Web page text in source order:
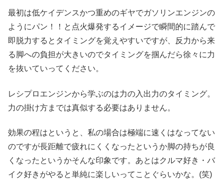
最初は低ケイデンスかつ重めのギヤでガソリンエンジンの
ようにパン！！と点火爆発するイメージで瞬間的に踏んで
即脱力するとタイミングを覚えやすいですが、反力から来
る脚への負担が大きいのでタイミングを掴んだら徐々に力
を抜いていってください。
レシプロエンジンから学ぶのは力の入出力のタイミング。
力の掛け方までは真似する必要はありません。
効果の程はというと、私の場合は極端に速くはなってない
のですが長距離で疲れにくくなったというか脚の持ちが良
くなったというかそんな印象です。あとはクルマ好き・バ
イク好きがやると単純に楽しいってことぐらいかな。(笑)